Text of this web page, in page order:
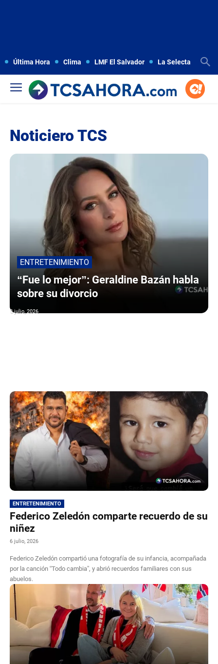
Última Hora Clima LMF El Salvador La Selecta
Noticiero TCS
ENTRETENIMIENTO
“Fue lo mejor”: Geraldine Bazán habla
sobre su divorcio
8 julio, 2026
ENTRETENIMIENTO
Federico Zeledón comparte recuerdo de su
niñez
6 julio, 2026
Federico Zeledón compartió una fotografía de su infancia, acompañada
por la canción “Todo cambia”, y abrió recuerdos familiares con sus
abuelos.